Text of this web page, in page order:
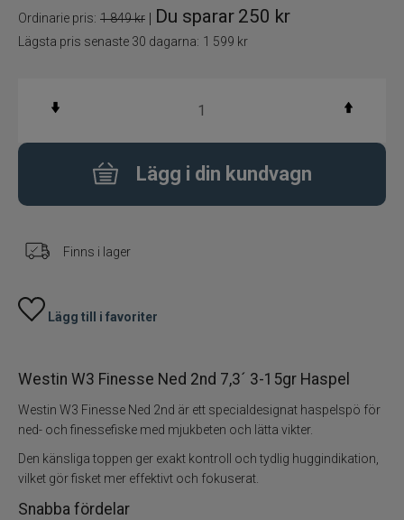
Vertikalspön
Metspön
Fiskeset
Fiskedrag
Fiskelinor
Flugbindning
Flugfiske
Vinterfiske
Ordinarie pris: 1 849 kr | Du sparar 250 kr
Lägsta pris senaste 30 dagarna: 1 599 kr
Lägg i din kundvagn
Finns i lager
Lägg till i favoriter
Westin W3 Finesse Ned 2nd 7,3´ 3-15gr Haspel
Westin W3 Finesse Ned 2nd är ett specialdesignat haspelspö för
ned- och finessefiske med mjukbeten och lätta vikter.
Den känsliga toppen ger exakt kontroll och tydlig huggindikation,
vilket gör fisket mer effektivt och fokuserat.
Snabba fördelar